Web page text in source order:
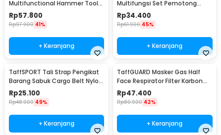
Multifunctional Hammer Tool
for Camping Survival - WL-
9003
Rp57.800
Rp97.900 41%
+ Keranjang
Multifungsi Set Pemotong
Kayu Besi
Rp34.400
Rp61.900 45%
+ Keranjang
TaffSPORT Tali Strap Pengikat
Barang Sabuk Cargo Belt Nylon
5M - XR2
Rp25.100
Rp48.900 49%
+ Keranjang
TaffGUARD Masker Gas Half
Face Respirator Filter Karbon
Aktif KN95 - 6200
Rp47.400
Rp80.900 42%
+ Keranjang